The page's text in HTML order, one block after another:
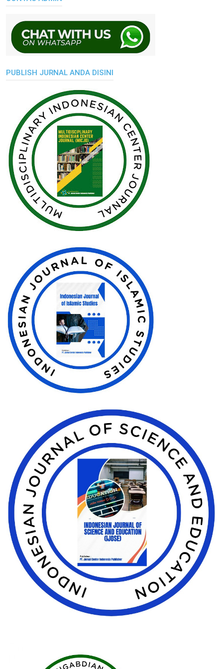
PUBLISH JURNAL ANDA DISINI